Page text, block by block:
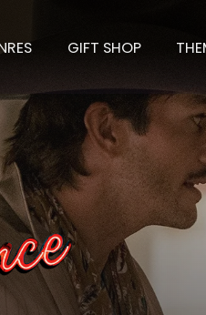
GIFT SHOP
Vengeance